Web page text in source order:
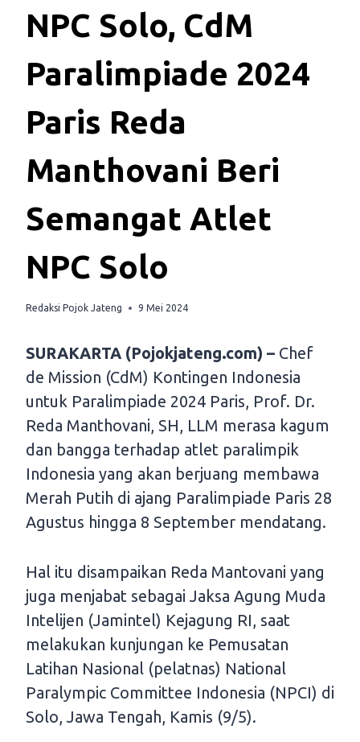
NPC Solo, CdM
Paralimpiade 2024
Paris Reda
Manthovani Beri
Semangat Atlet
NPC Solo
Redaksi Pojok Jateng 9 Mei 2024
SURAKARTA (Pojokjateng.com) – Chef
de Mission (CdM) Kontingen Indonesia
untuk Paralimpiade 2024 Paris, Prof. Dr.
Reda Manthovani, SH, LLM merasa kagum
dan bangga terhadap atlet paralimpik
Indonesia yang akan berjuang membawa
Merah Putih di ajang Paralimpiade Paris 28
Agustus hingga 8 September mendatang.
Hal itu disampaikan Reda Mantovani yang
juga menjabat sebagai Jaksa Agung Muda
Intelijen (Jamintel) Kejagung RI, saat
melakukan kunjungan ke Pemusatan
Latihan Nasional (pelatnas) National
Paralympic Committee Indonesia (NPCI) di
Solo, Jawa Tengah, Kamis (9/5).